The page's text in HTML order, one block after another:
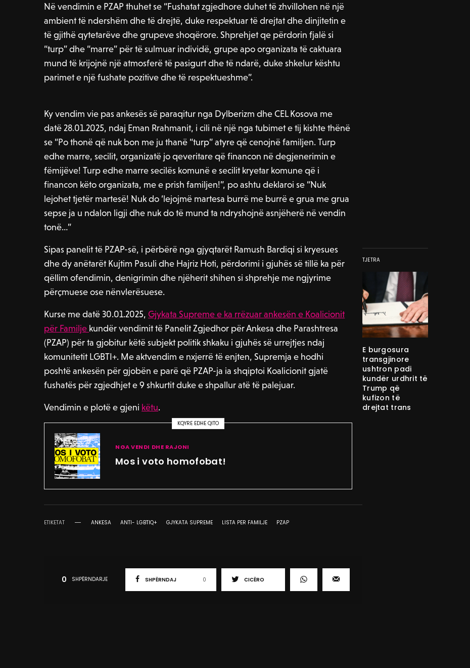
Në vendimin e PZAP thuhet se “Fushatat zgjedhore duhet të zhvillohen në një
ambient të ndershëm dhe të drejtë, duke respektuar të drejtat dhe dinjitetin e
të gjithë qytetarëve dhe grupeve shoqërore. Shprehjet qe përdorin fjalë si
“turp” dhe “marre” për të sulmuar individë, grupe apo organizata të caktuara
mund të krijojnë një atmosferë të pasigurt dhe të ndarë, duke shkelur kështu
parimet e një fushate pozitive dhe të respektueshme”.
Ky vendim vie pas ankesës së paraqitur nga Dylberizm dhe CEL Kosova me
datë 28.01.2025, ndaj Eman Rrahmanit, i cili në një nga tubimet e tij kishte thënë
se “Po thonë që nuk bon me ju thanë “turp” atyre që cenojnë familjen. Turp
edhe marre, secilit, organizatë jo qeveritare që financon në degjenerimin e
fëmijëve! Turp edhe marre secilës komunë e secilit kryetar komune që i
financon këto organizata, me e prish familjen!”, po ashtu deklaroi se “Nuk
lejohet tjetër martesë! Nuk do ‘lejojmë martesa burrë me burrë e grua me grua
sepse ja u ndalon ligji dhe nuk do të mund ta ndryshojnë asnjëherë në vendin
tonë…”
Sipas panelit të PZAP-së, i përbërë nga gjyqtarët Ramush Bardiqi si kryesues
dhe dy anëtarët Kujtim Pasuli dhe Hajriz Hoti, përdorimi i gjuhës së tillë ka për
qëllim ofendimin, denigrimin dhe njëherit shihen si shprehje me ngjyrime
përçmuese ose nënvlerësuese.
Kurse me datë 30.01.2025,Gjykata Supreme e ka rrëzuar ankesën e Koalicionit
për Familje kundër vendimit të Panelit Zgjedhor për Ankesa dhe Parashtresa
(PZAP) për ta gjobitur këtë subjekt politik shkaku i gjuhës së urrejtjes ndaj
komunitetit LGBTI+. Me aktvendim e nxjerrë të enjten, Supremja e hodhi
poshtë ankesën për gjobën e parë që PZAP-ja ia shqiptoi Koalicionit gjatë
fushatës për zgjedhjet e 9 shkurtit duke e shpallur atë të palejuar.
Vendimin e plotë e gjeni këtu.
KQYRE EDHE QITO
NGA VENDI DHE RAJONI
Mos i voto homofobat!
ETIKETAT ANKESA ANTI- LGBTIQ+ GJYKATA SUPREME LISTA PER FAMILJE PZAP
0 SHPËRNDARJE SHPËRNDAJ 0 CICËRO
TJETRA
E burgosura
transgjinore
ushtron padi
kundër urdhrit të
Trump që
kufizon të
drejtat trans